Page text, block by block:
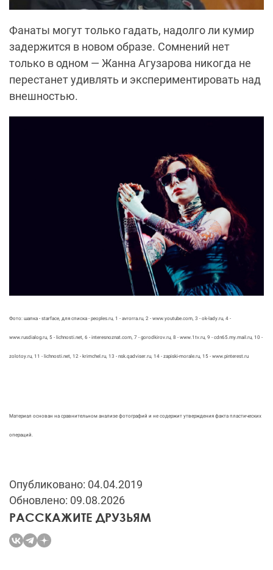
Фанаты могут только гадать, надолго ли кумир
задержится в новом образе. Сомнений нет
только в одном — Жанна Агузарова никогда не
перестанет удивлять и экспериментировать над
внешностью.
Фото: шапка - starface, для списка - peoples.ru, 1 - avrorra.ru, 2 - www.youtube.com, 3 - ok-lady.ru, 4 -
www.rusdialog.ru, 5 - lichnosti.net, 6 - interesnoznat.com, 7 - gorodkirov.ru, 8 - www.1tv.ru, 9 - cdn65.my.mail.ru, 10 -
zolotoy.ru, 11 - lichnosti.net, 12 - krimchel.ru, 13 - nsk.qadviser.ru, 14 - zapiski-morale.ru, 15 - www.pinterest.ru
Материал основан на сравнительном анализе фотографий и не содержит утверждения факта пластических
операций.
Опубликовано: 04.04.2019
Обновлено: 09.08.2026
РАССКАЖИТЕ ДРУЗЬЯМ